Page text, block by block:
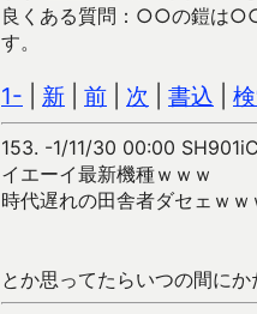
良くある質問：○○の鎧は○○
す。
1- 新 前 次 書込
153. -1/11/30 00:00 SH901iC
イエーイ最新機種ｗｗｗ
時代遅れの田舎者ダセェｗｗ
とか思ってたらいつの間に